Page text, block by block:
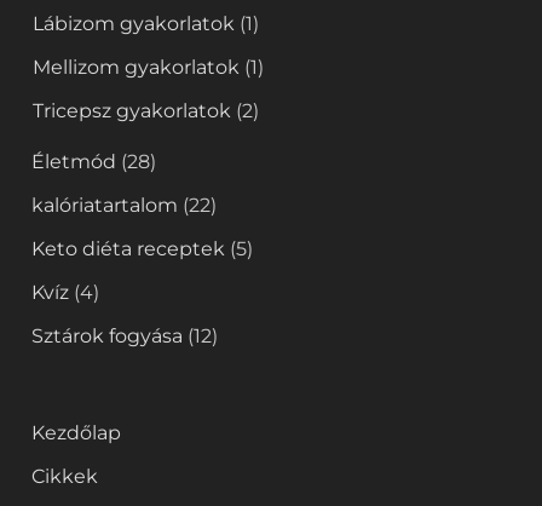
Lábizom gyakorlatok (1)
Mellizom gyakorlatok (1)
Tricepsz gyakorlatok (2)
Életmód (28)
kalóriatartalom (22)
Keto diéta receptek (5)
Kvíz (4)
Sztárok fogyása (12)
Kezdőlap
Cikkek